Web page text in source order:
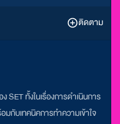
ติดตาม
SET ทั้งในเรื่องการดำเนินการ
กับเทคนิคการทำความเข้าใจ